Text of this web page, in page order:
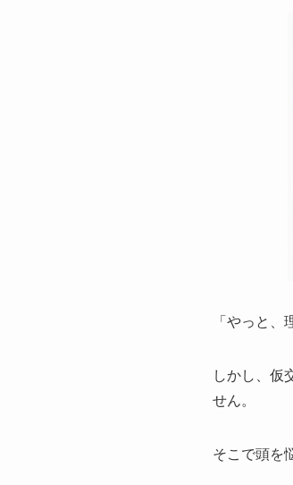
「やっと
しかし、仮
せん。
そこで頭を